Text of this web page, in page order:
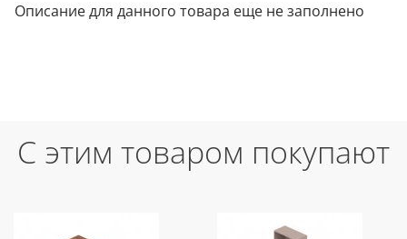
Описание для данного товара еще не заполнено
С этим товаром покупают